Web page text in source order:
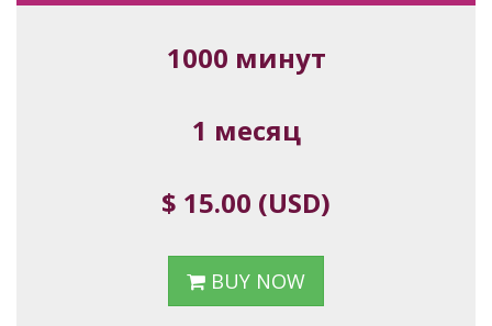
1000 минут
1 месяц
$ 15.00 (USD)
BUY NOW